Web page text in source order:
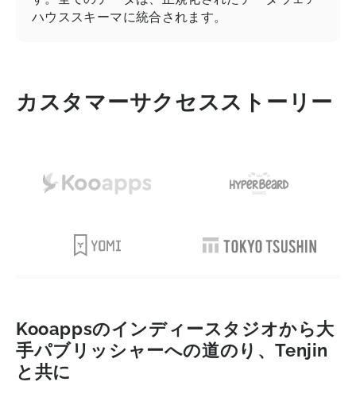
ハウススキーマに統合されます。
カスタマーサクセスストーリー
Kooappsのインディースタジオから大
手パブリッシャーへの道のり、Tenjin
と共に